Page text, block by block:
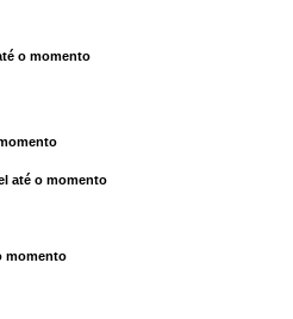
o momento
até o momento
momento